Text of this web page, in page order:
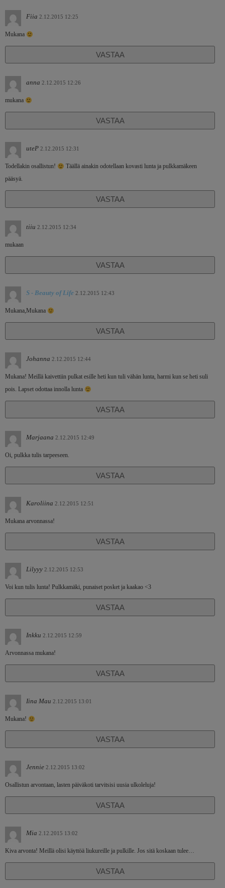
Fiia 2.12.2015 12:25
Mukana
VASTAA
anna 2.12.2015 12:26
mukana
VASTAA
uteP 2.12.2015 12:31
Todellakin osallistun!
Täällä ainakin odotellaan kovasti lunta ja pulkkamäkeen
pääsyä.
VASTAA
tiiu 2.12.2015 12:34
mukaan
VASTAA
S - Beauty of Life 2.12.2015 12:43
Mukana,Mukana
VASTAA
Johanna 2.12.2015 12:44
Mukana! Meillä kaivettiin pulkat esille heti kun tuli vähän lunta, harmi kun se heti suli
pois. Lapset odottaa innolla lunta
VASTAA
Marjaana 2.12.2015 12:49
Oi, pulkka tulis tarpeeseen.
VASTAA
Karoliina 2.12.2015 12:51
Mukana arvonnassa!
VASTAA
Lilyyy 2.12.2015 12:53
Voi kun tulis lunta! Pulkkamäki, punaiset posket ja kaakao <3
VASTAA
Inkku 2.12.2015 12:59
Arvonnassa mukana!
VASTAA
Iina Mau 2.12.2015 13:01
Mukana!
VASTAA
Jennie 2.12.2015 13:02
Osallistun arvontaan, lasten päiväkoti tarvitsisi uusia ulkoleluja!
VASTAA
Mia 2.12.2015 13:02
Kiva arvonta! Meillä olisi käyttöä liukureille ja pulkille. Jos sitä koskaan tulee…
VASTAA